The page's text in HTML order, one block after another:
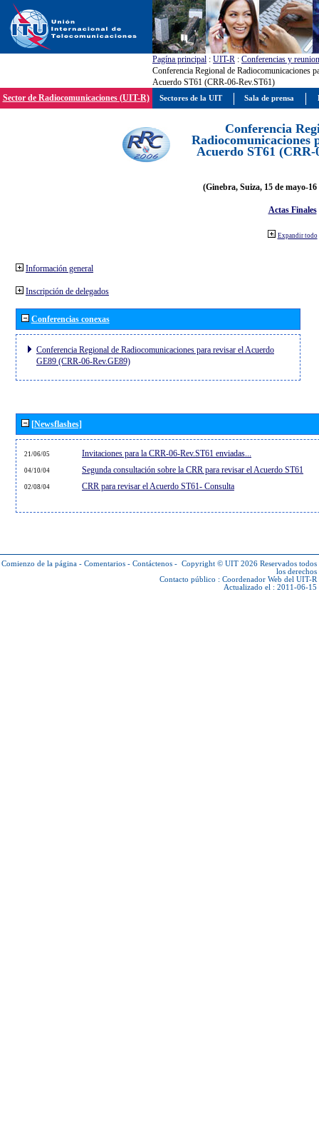
Pagína principal : UIT-R : Conferencias y
Conferencia Regional de Radiocomunicaciones
Acuerdo ST61 (CRR-06-Rev.ST61)
Sector de Radiocomunicaciones (UIT-R)
Conferencia
Radiocomunicaciones
Acuerdo ST61 (CRR-
(Ginebra, Suiza, 15 de mayo-
Actas Finales
Expandir todo
Información general
Inscripción de delegados
Conferencias conexas
Conferencia Regional de Radiocomunicaciones para revisar el Acuerdo
GE89 (CRR-06-Rev.GE89)
[Newsflashes]
21/06/05 Invitaciones para la CRR-06-Rev.ST61 enviadas...
04/10/04 Segunda consultación sobre la CRR para revisar el Acuerdo ST61
02/08/04 CRR para revisar el Acuerdo ST61- Consulta
Comienzo de la página - Comentarios - Contáctenos - Copyright © UIT 2026 Reservados todos
los derechos
Contacto público : Coordenador Web del UIT-R
Actualizado el : 2011-06-15
Sectores de la UIT Sala de prensa